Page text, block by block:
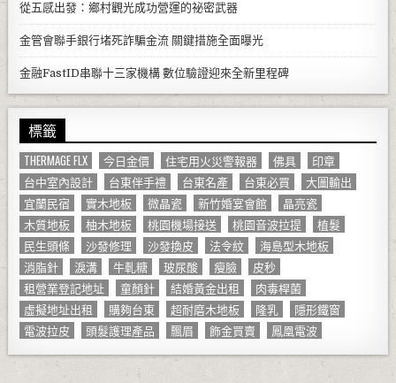
從五感出發：鄉村觀光成功營運的祕密武器
金管會聯手銀行堵死詐騙金流 關鍵措施全面曝光
金融FastID串聯十三家機構 數位驗證迎來全新里程碑
標籤
THERMAGE FLX 今日金價 住宅用火災警報器 佛具
印章
台中室內設計
台東伴手禮 台東名產 台東必買
大圖輸出
宜蘭民宿
實木地板 微晶瓷 新竹婚宴會館
晶亮瓷
木質地板
柚木地板 桃園機場接送 桃園音波拉提
植髮
民生頭條
沙發修理 沙發換皮 法令紋
海島型木地板
消脂針
淚溝 牛軋糖 玻尿酸 瘦臉
皮秒
租營業登記地址
童顏針 結婚黃金出租
肉毒桿菌
虛擬地址出租
購夠台東 超耐磨木地板 隆乳
隱形鐵窗
電波拉皮
頭髮護理產品 飄眉 飾金買賣 鳳凰電波